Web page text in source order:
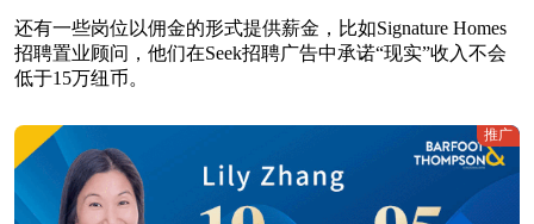
还有一些岗位以佣金的形式提供薪金，比如Signature Homes
招聘置业顾问，他们在Seek招聘广告中承诺“现实”收入不会
低于15万纽币。
推广